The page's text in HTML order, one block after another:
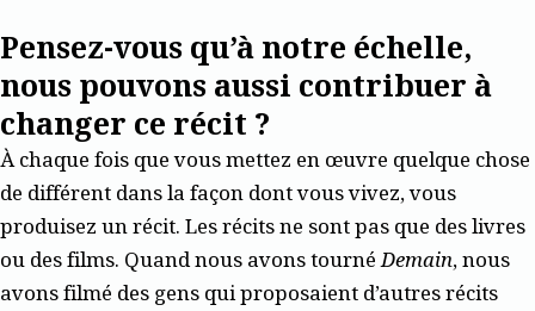
Pensez-vous qu’à notre échelle,
nous pouvons aussi contribuer à
changer ce récit ?
À chaque fois que vous mettez en œuvre quelque chose
de différent dans la façon dont vous vivez, vous
produisez un récit. Les récits ne sont pas que des livres
ou des films. Quand nous avons tourné ­Demain, nous
avons filmé des gens qui proposaient d’autres récits